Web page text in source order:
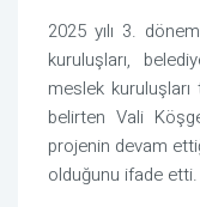
2025 yılı 3.
kuruluşları,
meslek kuruluşları
belirten Vali
projenin devam
olduğunu ifade etti.